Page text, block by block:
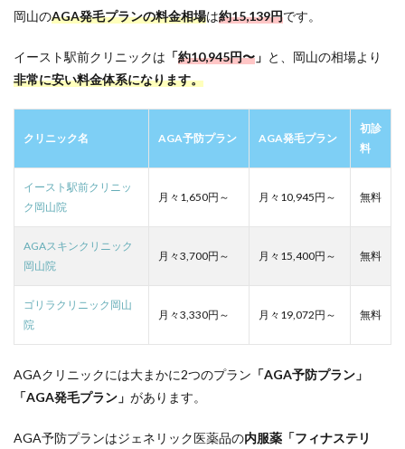
の地
店舗
一覧
岡山のAGA発毛プランの料金相場は約15,139円です。
イースト駅前クリニックは 「約10,945円〜 」 と、岡山の相場より
非常に安い料金体系になります。
クリニック名 AGA予防プラン AGA発毛プラン
初診
料
イースト駅前クリニッ
ク岡山院
月々1,650円～ 月々10,945円～ 無料
AGAスキンクリニック
岡山院
月々3,700円～ 月々15,400円～ 無料
ゴリラクリニック岡山
院
月々3,330円～ 月々19,072円～ 無料
AGAクリニックには大まかに2つのプラン 「AGA予防プラン」
「AGA発毛プラン」 があります。
AGA予防プランはジェネリック医薬品の内服薬「フィナステリ